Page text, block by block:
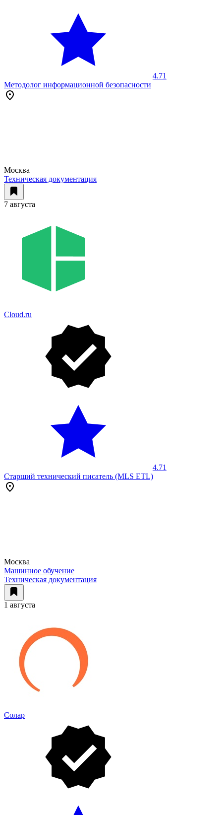
4.71
Методолог информационной безопасности
Москва
Техническая документация
7 августа
Cloud.ru
4.71
Старший технический писатель (MLS ETL)
Москва
Машинное обучение
Техническая документация
1 августа
Солар